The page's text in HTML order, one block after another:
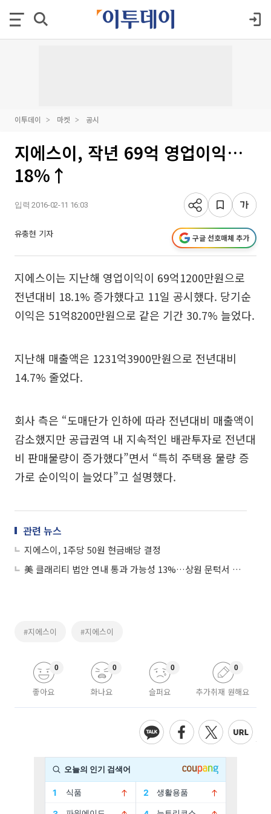
이투데이 마켓 공시
지에스이, 작년 69억 영업이익…
18%↑
입력 2016-02-11 16:03
유충현 기자 구글 선호매체 추가
지에스이는 지난해 영업이익이 69억1200만원으로
전년대비 18.1% 증가했다고 11일 공시했다. 당기순
이익은 51억8200만원으로 같은 기간 30.7% 늘었다.
지난해 매출액은 1231억3900만원으로 전년대비
14.7% 줄었다.
회사 측은 “도매단가 인하에 따라 전년대비 매출액이
감소했지만 공급권역 내 지속적인 배관투자로 전년대
비 판매물량이 증가했다”면서 “특히 주택용 물량 증
가로 순이익이 늘었다”고 설명했다.
관련 뉴스
지에스이, 1주당 50원 현금배당 결정
美 클래리티 법안 연내 통과 가능성 13%…상원 문턱서 제동
#지에스이 #지에스이
좋아요
0
화나요
0
슬퍼요
0
추가취재 원해요
0